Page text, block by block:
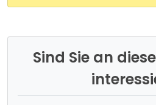
Sind Sie an